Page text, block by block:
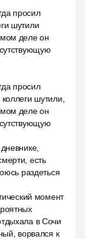
просил
шутили
деле он
просил
шутили,
деле он
есть
раздеться
момент
в Сочи
ворвался к